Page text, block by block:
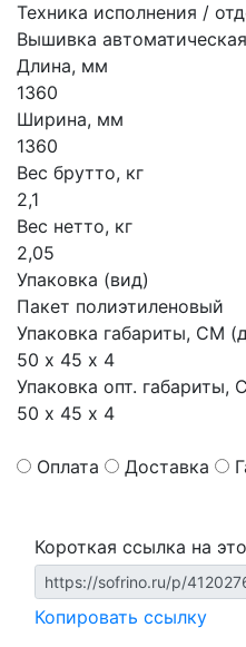
Техника исполнения /
Вышивка автоматическая
Длина, мм
1360
Ширина, мм
1360
Вес брутто, кг
2,1
Вес нетто, кг
2,05
Упаковка (вид)
Пакет полиэтиленовый
Упаковка габариты, СМ
50 х 45 х 4
Упаковка опт.
50 х 45 х 4
Оплата Доставка
Короткая ссылка на
Копировать ссылку